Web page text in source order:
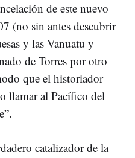
de este nuevo
(no sin antes descubrir
y las Vanuatu y
de Torres por otro
que el historiador
llamar al Pacífico del
catalizador de la